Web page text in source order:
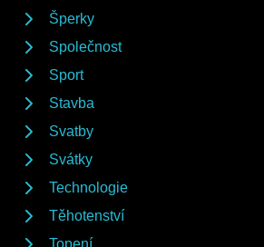
Šperky
Společnost
Sport
Stavba
Svatby
Svátky
Technologie
Těhotenství
Topení